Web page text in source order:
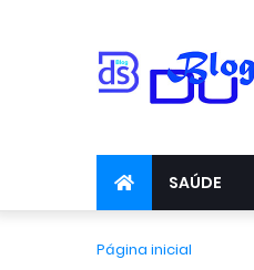
SAÚDE
Página inicial